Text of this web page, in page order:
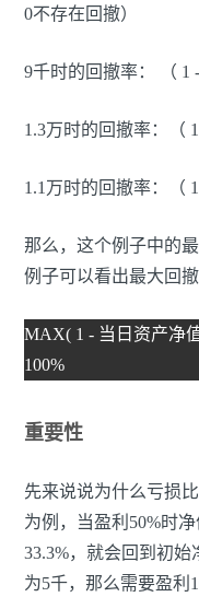
0不存在回撤）
9千时的回撤率： （ 1
1.3万时的回撤率：（
1.1万时的回撤率：（
那么，这个例子中的
例子可以看出最大回
MAX( 1 - 当日资产净
100%
重要性
先来说说为什么亏损
为例，当盈利50%时
33.3%，就会回到初
为5千，那么需要盈利